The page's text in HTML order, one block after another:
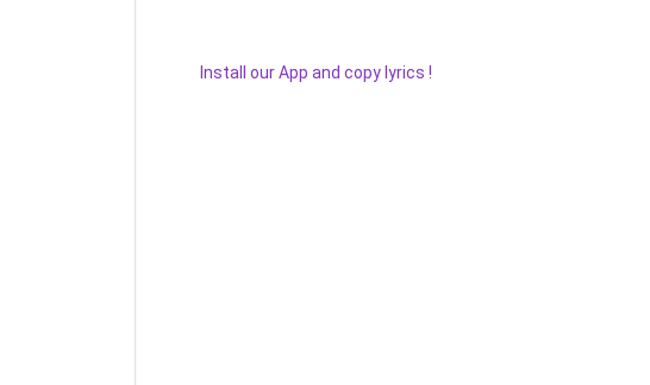
Install our App and copy lyrics !